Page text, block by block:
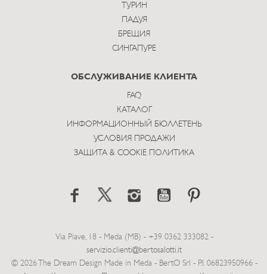
ТУРИН
ПАДУЯ
БРЕЩИЯ
СИНГАПУРЕ
ОБСЛУЖИВАНИЕ КЛИЕНТА
FAQ
КАТАЛОГ
ИНФОРМАЦИОННЫЙ БЮЛЛЕТЕНЬ
УСЛОВИЯ ПРОДАЖИ
ЗАЩИТА & COOKIE ПОЛИТИКА
Via Piave, 18 - Meda (MB) - +39 0362 333082 -
servizio.clienti@bertosalotti.it
© 2026 The Dream Design Made in Meda - BertO Srl - P.I. 06823950966 -